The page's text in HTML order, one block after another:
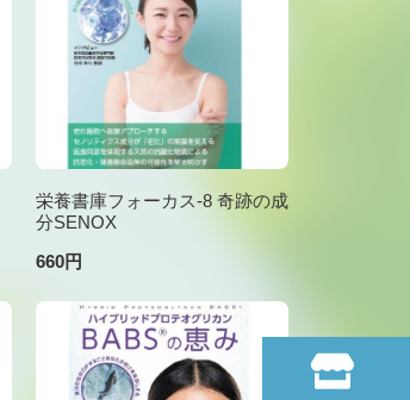
栄養書庫フォーカス-8 奇跡の成
分SENOX
660円